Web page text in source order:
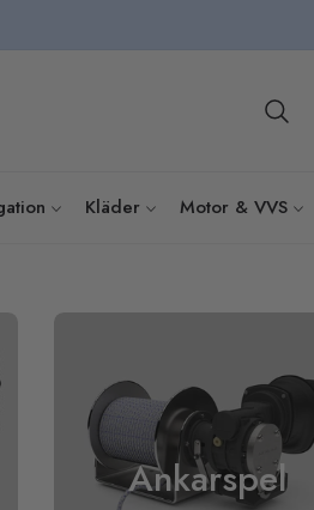
Kläder Motor & VVS
Ankarspel